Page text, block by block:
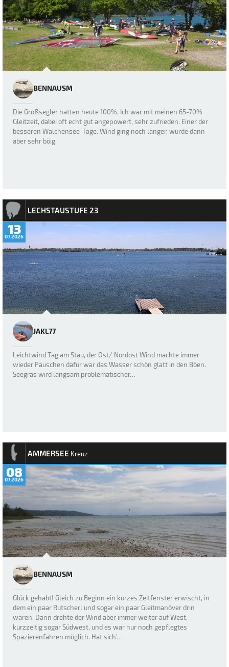
BENNAUSM
Die Großsegler hatten heute 100%. Ich war mit meinen 65-70%
Gleitzeit, dabei oft echt gut angepowert, sehr zufrieden. Einer der
besseren Walchensee-Tage. Wind ging noch länger, wurde dann
aber sehr böig.
LECHSTAUSTUFE 23
13
07.2026
JAKL77
Leichtwind Tag am Stau, der Ost/ Nordost Wind machte immer
wieder Päuschen dafür war das Wasser schön glatt in den Böen.
Seegras wird langsam problematischer…
AMMERSEE Kreuz
08
07.2026
BENNAUSM
Glück gehabt! Gleich zu Beginn ein kurzes Zeitfenster erwischt, in
dem ein paar Rutscherl und sogar ein paar Gleitmanöver drin
waren. Dann drehte der Wind aber immer weiter auf West,
kurzzeitig sogar Südwest, und es war nur noch gepflegtes
Spazierenfahren möglich. Hat sich’…